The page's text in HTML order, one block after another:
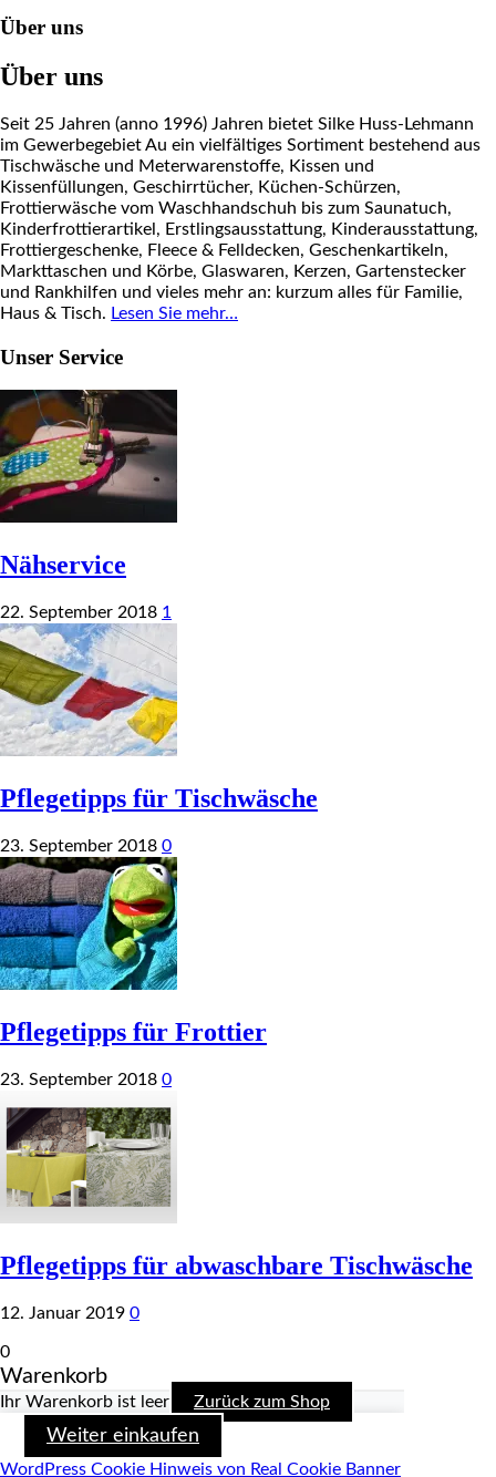
Über uns
Über uns
Seit 25 Jahren (anno 1996) Jahren bietet Silke Huss-Lehmann
im Gewerbegebiet Au ein vielfältiges Sortiment bestehend aus
Tischwäsche und Meterwarenstoffe, Kissen und
Kissenfüllungen, Geschirrtücher, Küchen-Schürzen,
Frottierwäsche vom Waschhandschuh bis zum Saunatuch,
Kinderfrottierartikel, Erstlingsausstattung, Kinderausstattung,
Frottiergeschenke, Fleece & Felldecken, Geschenkartikeln,
Markttaschen und Körbe, Glaswaren, Kerzen, Gartenstecker
und Rankhilfen und vieles mehr an: kurzum alles für Familie,
Haus & Tisch. Lesen Sie mehr…
Unser Service
Nähservice
22. September 2018 1
Pflegetipps für Tischwäsche
23. September 2018 0
Pflegetipps für Frottier
23. September 2018 0
Pflegetipps für abwaschbare Tischwäsche
12. Januar 2019 0
0
Warenkorb
Ihr Warenkorb ist leer Zurück zum Shop
Weiter einkaufen
WordPress Cookie Hinweis von Real Cookie Banner